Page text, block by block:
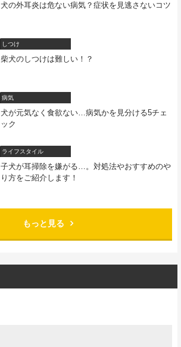
犬の外耳炎は危ない病気？症状を見逃さないコツ
しつけ
柴犬のしつけは難しい！？
病気
犬が元気なく食欲ない…病気かを見分ける5チェ
ック
ライフスタイル
子犬が耳掃除を嫌がる…。対処法やおすすめのや
り方をご紹介します！
もっと見る